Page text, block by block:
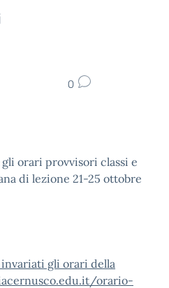
0
orari provvisori classi e
di lezione 21-25 ottobre
gli orari della
orario-